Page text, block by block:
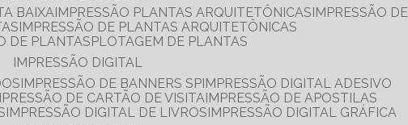
BAIXA IMPRESSÃO PLANTAS ARQUITETÔNICAS IMPRESSÃO
IMPRESSÃO DE PLANTAS ARQUITETÔNICAS
DE PLANTAS
PLOTAGEM DE PLANTAS
IMPRESSÃO DIGITAL
IMPRESSÃO DE BANNERS SP IMPRESSÃO DIGITAL ADESIVO
DE CARTÃO DE VISITA IMPRESSÃO DE APOSTILAS
IMPRESSÃO DIGITAL DE LIVROS IMPRESSÃO DIGITAL GRÁFICA